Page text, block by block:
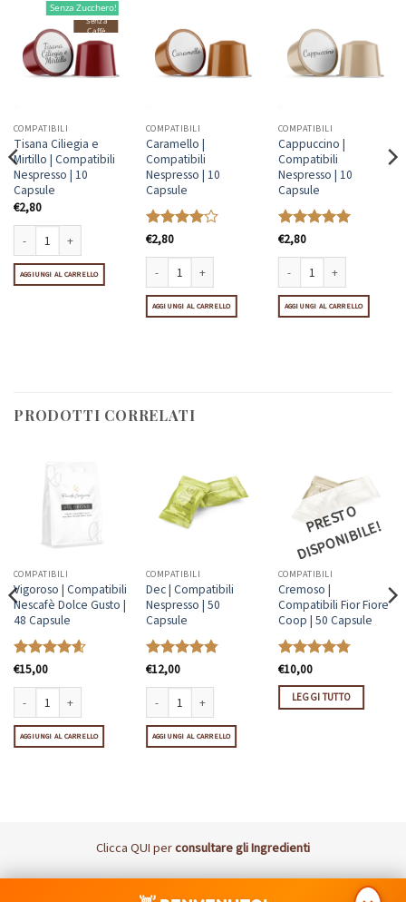
Senza Zucchero!
Senza
Caffè
COMPATIBILI
Tisana Ciliegia e
Mirtillo | Compatibili
Nespresso | 10
Capsule
€2,80
Tisana Ciliegia e Mirtillo | Compatibili Nespresso | 10 Capsule quantità
AGGIUNGI AL CARRELLO
COMPATIBILI
Caramello |
Compatibili
Nespresso | 10
Capsule
Valutato
€2,80
Caramello | Compatibili Nespresso | 10 Capsule quantità
AGGIUNGI AL CARRELLO
COMPATIBILI
Cappuccino |
Compatibili
Nespresso | 10
Capsule
Valutato
€2,80
Cappuccino | Compatibili
AGGIUNGI AL CARRELLO
| Compatibili Nespresso | 10 Capsule quantità
PRODOTTI CORRELATI
COMPATIBILI
Vigoroso | Compatibili
Nescafè Dolce Gusto |
48 Capsule
Valutato
€15,00
Vigoroso | Compatibili Nescafè Dolce Gusto | 48 Capsule quantità
AGGIUNGI AL CARRELLO
COMPATIBILI
Dec | Compatibili
Nespresso | 50
Capsule
Valutato
€12,00
Dec | Compatibili Nespresso | 50 Capsule quantità
AGGIUNGI AL CARRELLO
P
R
E
S
T
O
DI
S
P
O
NI
BI
L
E!
COMPATIBILI
Cremoso |
Compatibili Fior Fiore
Coop | 50 Capsule
Valutato
4.77su 5
€10,00
LEGGI TUTTO
Pezzi quantità
CliccaQUIperconsultare gli Ingredienti
Visa